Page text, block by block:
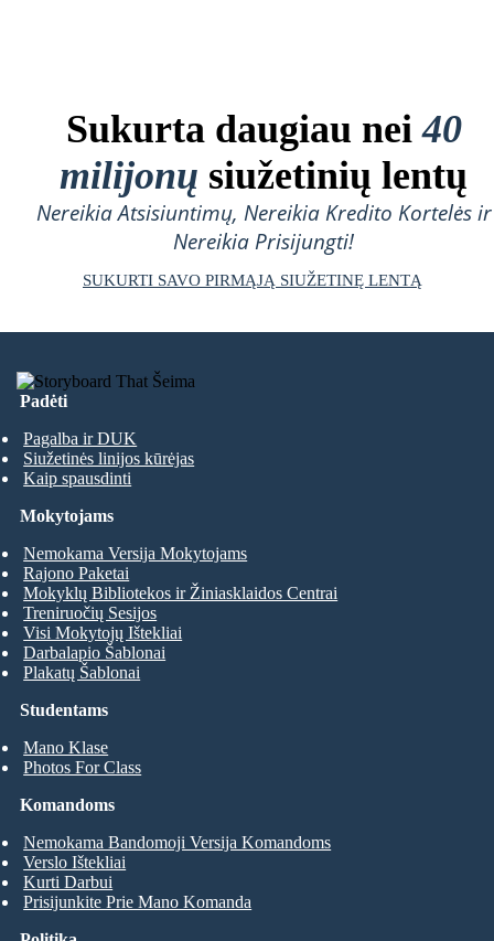
Sukurta daugiau nei40
milijonų siužetinių lentų
Nereikia Atsisiuntimų, Nereikia Kredito Kortelės ir
Nereikia Prisijungti!
SUKURTI SAVO PIRMĄJĄ SIUŽETINĘ LENTĄ
Padėti
Pagalba ir DUK
Siužetinės linijos kūrėjas
Kaip spausdinti
Studentams
Mano Klase
Photos For Class
Mokytojams
Nemokama Versija Mokytojams
Rajono Paketai
Mokyklų Bibliotekos ir Žiniasklaidos Centrai
Treniruočių Sesijos
Visi Mokytojų Ištekliai
Darbalapio Šablonai
Plakatų Šablonai
Komandoms
Nemokama Bandomoji Versija Komandoms
Verslo Ištekliai
Kurti Darbui
Prisijunkite Prie Mano Komanda